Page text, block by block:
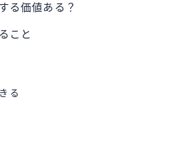
る価値ある？
こと
る